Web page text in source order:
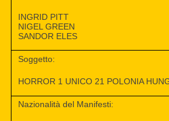
INGRID PITT
NIGEL GREEN
SANDOR ELES
Soggetto:
HORROR 1 UNICO 21 POLONIA
Nazionalità del Manifesti: